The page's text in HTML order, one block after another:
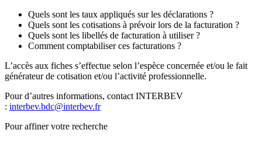
Quels sont les taux appliqués sur les déclarations ?
Quels sont les cotisations à prévoir lors de la facturation ?
Quels sont les libellés de facturation à utiliser ?
Comment comptabiliser ces facturations ?
L’accès aux fiches s’effectue selon l’espèce concernée et/ou le fait
générateur de cotisation et/ou l’activité professionnelle.
Pour d’autres informations, contact INTERBEV
: interbev.bdc@interbev.fr
Pour affiner votre recherche